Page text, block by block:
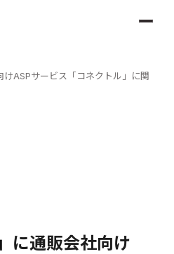
けASPサービス「コネクトル」に関
に通販会社向け